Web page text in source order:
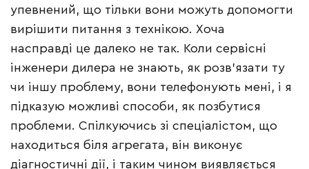
упевнений, що тільки вони можуть допомогти
вирішити питання з технікою. Хоча
насправді це далеко не так. Коли сервісні
інженери дилера не знають, як розв’язати ту
чи іншу проблему, вони телефонують мені, і я
підказую можливі способи, як позбутися
проблеми. Спілкуючись зі спеціалістом, що
находиться біля агрегата, він виконує
діагностичні дії, і таким чином виявляється